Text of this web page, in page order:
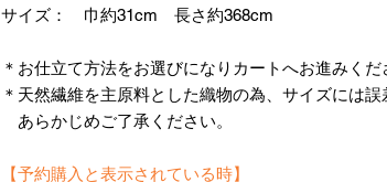
サイズ： 巾約31cm 長さ約368cm
＊お仕立て方法をお選びになりカートへお進みくだ
＊天然繊維を主原料とした織物の為、サイズには誤
あらかじめご了承ください。
【予約購入と表示されている時】